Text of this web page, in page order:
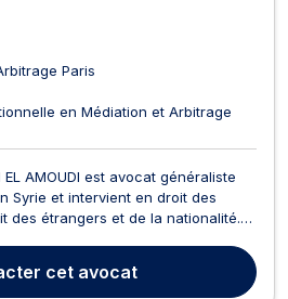
Paris
en Médiation et Arbitrage
AMOUDI est avocat généraliste
Syrie et intervient en droit des
des étrangers et de la nationalité.
avec sérieux et expertise pour
au dr...cet avocat